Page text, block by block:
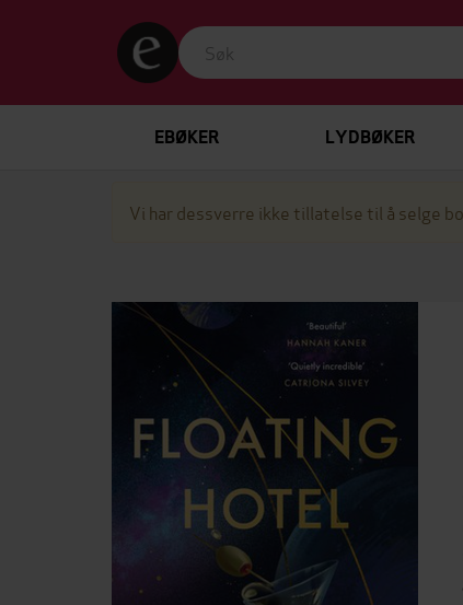
EBØKER LYDBØKER
Vi har dessverre ikke tillatelse til å selge